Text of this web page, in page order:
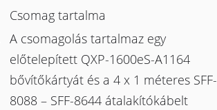
Csomag tartalma
A csomagolás tartalmaz egy
előtelepített QXP-1600eS-A1164
bővítőkártyát és a 4 x 1 méteres SFF-
8088 – SFF-8644 átalakítókábelt